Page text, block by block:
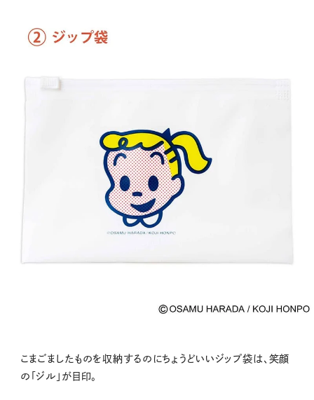
こまごましたものを収納するのにちょうどいいジップ袋は、笑顔
の「ジル」が目印。